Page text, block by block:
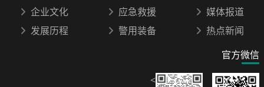
企业文化
发展历程
应急救援
警用装备
媒体报道
热点新闻
官方微信
<